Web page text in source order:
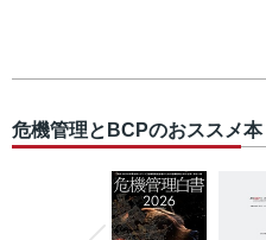
危機管理とBCPのおススメ本